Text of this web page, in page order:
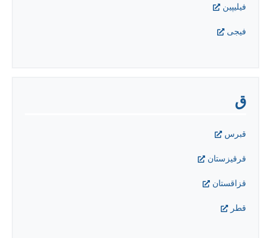
فيليپين
فیجی
ق
قبرس
قرقیزستان
قزاقستان
قطر